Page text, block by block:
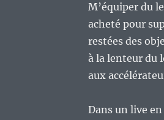
M’équiper du
acheté pour
restées des
à la lenteur du
aux
Dans un live